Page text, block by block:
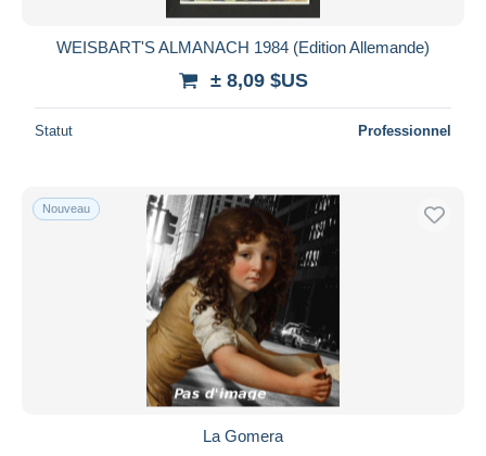
WEISBART'S ALMANACH 1984 (Edition Allemande)
± 8,09 $US
Statut Professionnel
Nouveau
La Gomera